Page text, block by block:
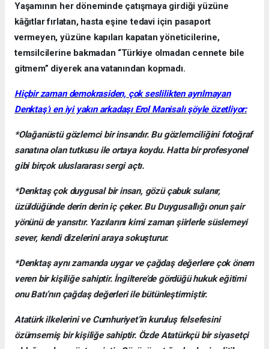
Yaşamının her döneminde çatışmaya girdiği yüzüne
kâğıtlar fırlatan, hasta eşine tedavi için pasaport
vermeyen, yüzüne kapıları kapatan yöneticilerine,
temsilcilerine bakmadan “Türkiye olmadan cennete bile
gitmem” diyerek ana vatanından kopmadı.
Hiçbir zaman demokrasiden, çok seslilikten ayrılmayan
Denktaş’ı en iyi yakın arkadaşı Erol Manisalı şöyle özetliyor:
*Olağanüstü gözlemci bir insandır. Bu gözlemciliğini fotoğraf
sanatına olan tutkusu ile ortaya koydu. Hatta bir profesyonel
gibi birçok uluslararası sergi açtı.
*Denktaş çok duygusal bir insan, gözü çabuk sulanır,
üzüldüğünde derin derin iç çeker. Bu Duygusallığı onun şair
yönünü de yansıtır. Yazılarını kimi zaman şiirlerle süslemeyi
sever, kendi dizelerini araya sokuşturur.
*Denktaş aynı zamanda uygar ve çağdaş değerlere çok önem
veren bir kişiliğe sahiptir. İngiltere’de gördüğü hukuk eğitimi
onu Batı’nın çağdaş değerleri ile bütünleştirmiştir.
Atatürk ilkelerini ve Cumhuriyet’in kuruluş felsefesini
özümsemiş bir kişiliğe sahiptir. Özde Atatürkçü bir siyasetçi